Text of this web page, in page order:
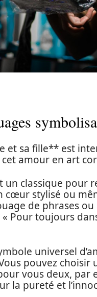
et sa fille** est
amour en art
un classique pour
cœur stylisé ou
de phrases
« Pour toujours
universel
pouvez choisir
vous deux, par
la pureté et